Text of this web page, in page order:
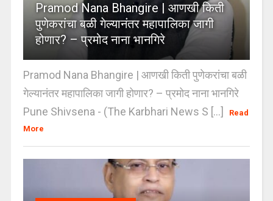
Pramod Nana Bhangire | आणखी किती
पुणेकरांचा बळी गेल्यानंतर महापालिका जागी
होणार? – प्रमोद नाना भानगिरे
Pramod Nana Bhangire | आणखी किती पुणेकरांचा बळी
गेल्यानंतर महापालिका जागी होणार? – प्रमोद नाना भानगिरे
Pune Shivsena - (The Karbhari News S [...]
Read
More